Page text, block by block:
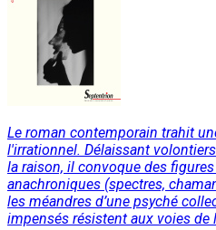
Le roman contemporain trahit
l'irrationnel. Délaissant
la raison, il convoque des
anachroniques (spectres,
les méandres d’une psyché
impensés résistent aux voies de